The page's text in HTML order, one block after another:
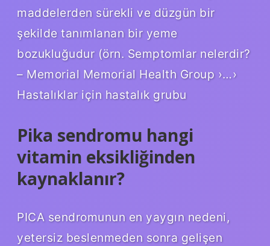
maddelerden sürekli ve düzgün bir
şekilde tanımlanan bir yeme
bozukluğudur (örn. Semptomlar nelerdir?
– Memorial Memorial Health Group ›…›
Hastalıklar için hastalık grubu
Pika sendromu hangi
vitamin eksikliğinden
kaynaklanır?
PICA sendromunun en yaygın nedeni,
yetersiz beslenmeden sonra gelişen